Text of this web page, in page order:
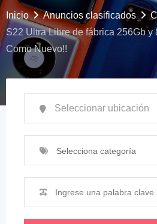
Inicio Anuncios clasificados
S22 Ultra Libre de fábrica 256Gb
Como Nuevo!!
Selecciona categoría